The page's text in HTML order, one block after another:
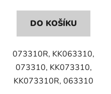
DO KOŠÍKU
073310R, KK063310,
073310, KK073310,
KK073310R, 063310